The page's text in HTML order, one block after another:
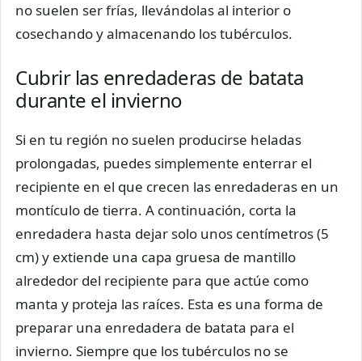
no suelen ser frías, llevándolas al interior o
cosechando y almacenando los tubérculos.
Cubrir las enredaderas de batata
durante el invierno
Si en tu región no suelen producirse heladas
prolongadas, puedes simplemente enterrar el
recipiente en el que crecen las enredaderas en un
montículo de tierra. A continuación, corta la
enredadera hasta dejar solo unos centímetros (5
cm) y extiende una capa gruesa de mantillo
alrededor del recipiente para que actúe como
manta y proteja las raíces. Esta es una forma de
preparar una enredadera de batata para el
invierno. Siempre que los tubérculos no se